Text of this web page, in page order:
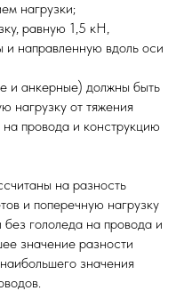
нагрузки;
равную 1,5 кН,
направленную вдоль оси
и анкерные) должны быть
нагрузку от тяжения
провода и конструкцию
на разность
и поперечную нагрузку
гололеда на провода и
значение разности
значения